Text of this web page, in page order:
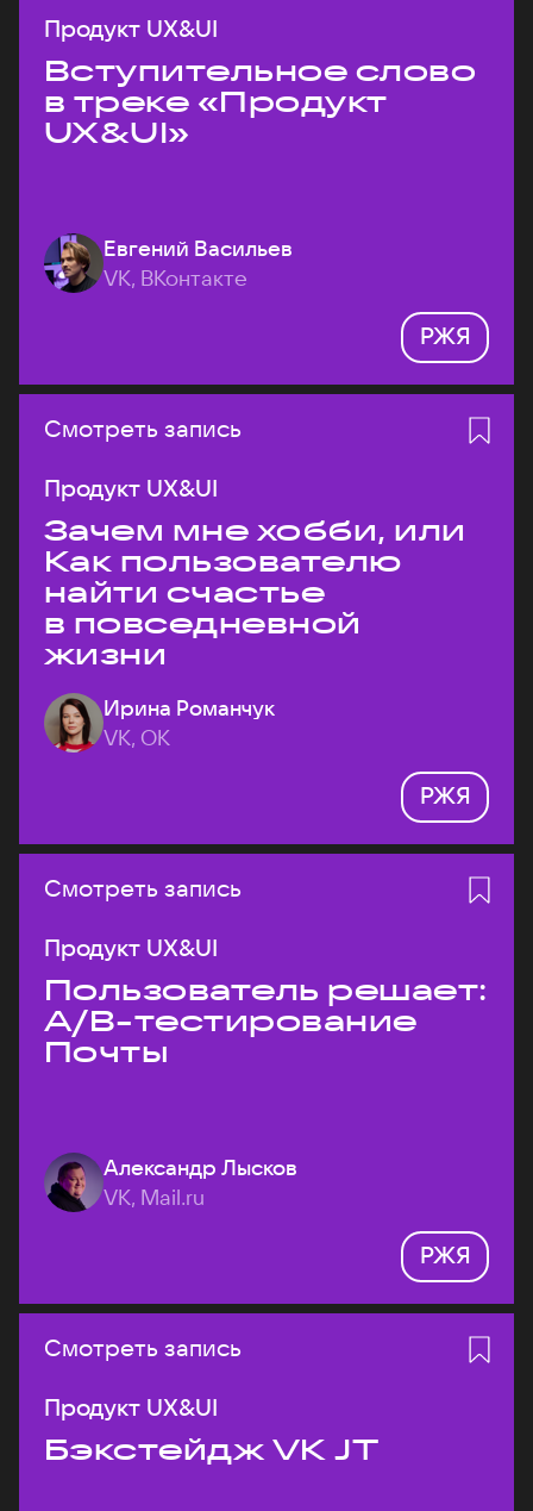
Продукт UX&UI
Вступительное слово
в треке «Продукт
UX&UI»
Евгений Васильев
VK, ВКонтакте
РЖЯ
Смотреть запись
Продукт UX&UI
Зачем мне хобби, или
Как пользователю
найти счастье
в повседневной
жизни
Ирина Романчук
VK, ОК
РЖЯ
Смотреть запись
Продукт UX&UI
Пользователь решает:
A/B-тестирование
Почты
Александр Лысков
VK, Mail.ru
РЖЯ
Смотреть запись
Продукт UX&UI
Бэкстейдж VK JT